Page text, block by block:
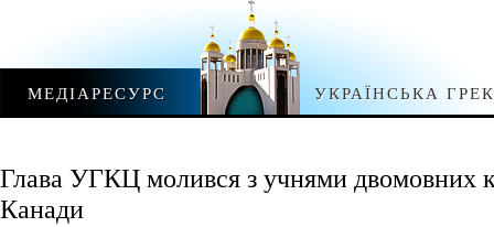
МЕДІАРЕСУРС УКРАЇНСЬКА
Глава УГКЦ молився з учнями двомовних
Канади